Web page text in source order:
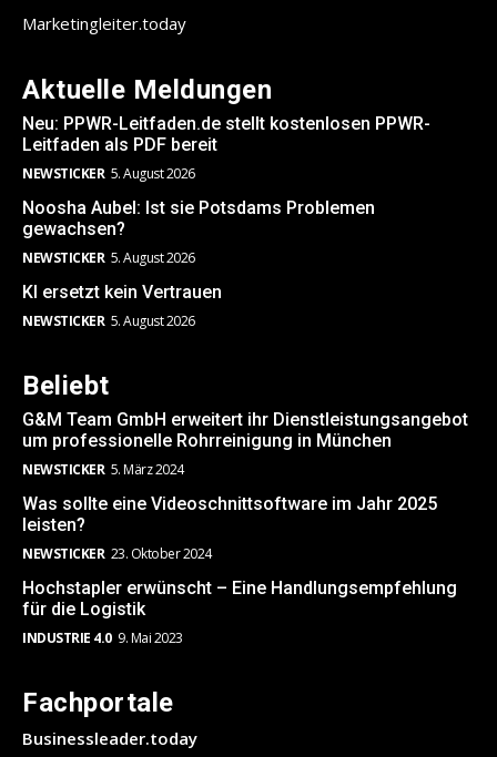
Marketingleiter.today
Aktuelle Meldungen
Neu: PPWR-Leitfaden.de stellt kostenlosen PPWR-
Leitfaden als PDF bereit
NEWSTICKER 5. August 2026
Noosha Aubel: Ist sie Potsdams Problemen
gewachsen?
NEWSTICKER 5. August 2026
KI ersetzt kein Vertrauen
NEWSTICKER 5. August 2026
Beliebt
G&M Team GmbH erweitert ihr Dienstleistungsangebot
um professionelle Rohrreinigung in München
NEWSTICKER 5. März 2024
Was sollte eine Videoschnittsoftware im Jahr 2025
leisten?
NEWSTICKER 23. Oktober 2024
Hochstapler erwünscht – Eine Handlungsempfehlung
für die Logistik
INDUSTRIE 4.0 9. Mai 2023
Fachportale
Businessleader.today